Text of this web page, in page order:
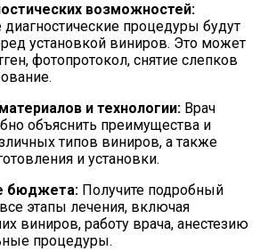
возможностей:
диагностические процедуры будут
установкой виниров. Это может
фотопротокол, снятие слепков
и технологии: Врач
объяснить преимущества и
типов виниров, а также
и установки.
бюджета: Получите подробный
этапы лечения, включая
виниров, работу врача, анестезию
процедуры.